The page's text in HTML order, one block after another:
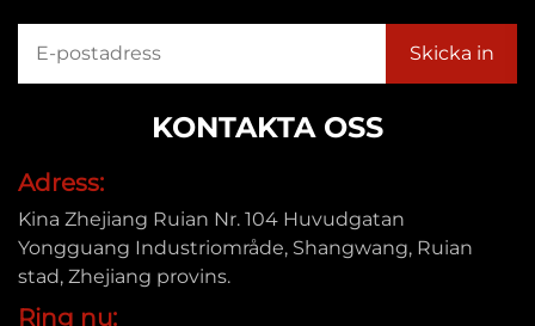
KONTAKTA OSS
Adress:
Kina Zhejiang Ruian Nr. 104 Huvudgatan
Yongguang Industriområde, Shangwang, Ruian
stad, Zhejiang provins.
Ring nu: